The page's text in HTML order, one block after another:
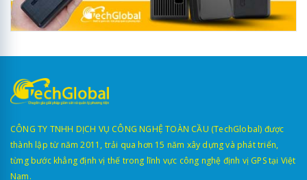
CÔNG TY TNHH DỊCH VỤ CÔNG NGHỆ TOÀN CẦU (TechGlobal) được
thành lập từ năm 2011, trải qua hơn 15 năm xây dựng và phát triển,
từng bước khẳng định vị thế trong lĩnh vực công nghệ định vị GPS tại Việt
Nam.